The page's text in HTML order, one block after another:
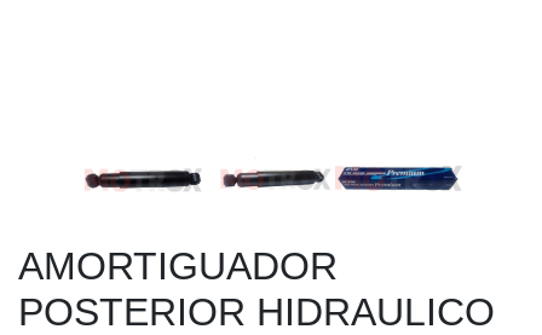
AMORTIGUADOR
POSTERIOR HIDRAULICO